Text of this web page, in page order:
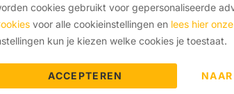
cookies gebruikt voor gepersonaliseerde
voor alle cookieinstellingen en lees hier
kun je kiezen welke cookies je toestaat.
ACCEPTEREN
te hard aanvoelen.
normaal gesproken elders als een "soft"
is een super zacht matras. Pantera®
productieproces verbeterde eigenschappen.
ervaren het Pantera® Soft matras als